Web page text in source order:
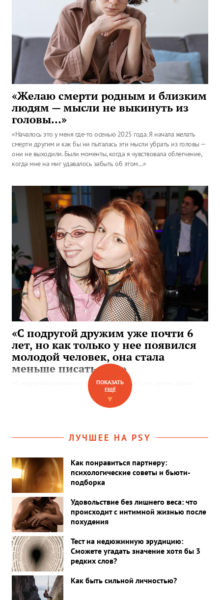
«Желаю смерти родным и близким
людям — мысли не выкинуть из
головы…»
«Началось это у меня где-то осенью 2025 года. Я начала желать
смерти другим и как бы ни пыталась эти мысли убрать из головы —
они не выходили. Были моменты, когда я чувствовала облегчение,
когда мне на миг удавалось забыть об этом…»
«С подругой дружим уже почти 6
лет, но как только у нее появился
молодой человек, она стала
меньше писать мне»
«С подругой дружим уже больше пяти лет. С друг другом ладим,
общаемся, по возможности поддерживаем. Раньше подруга жила с
ПОКАЗАТЬ
ЕЩЁ
▼
ЛУЧШЕЕ НА PSY
Как понравиться партнеру:
психологические советы и бьюти-
подборка
Удовольствие без лишнего веса: что
происходит с интимной жизнью после
похудения
Тест на недюжинную эрудицию:
Сможете угадать значение хотя бы 3
редких слов?
Как быть сильной личностью?